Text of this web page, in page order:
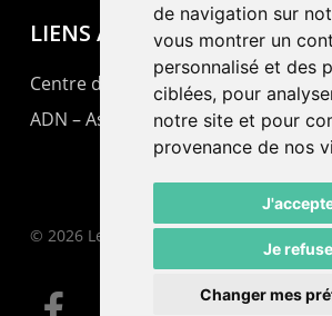
de navigation sur
vous montrer un
personnalisé et des
ciblées, pour
notre site et pour
provenance de nos
Je refuse
Changer mes
LIENS AMIS
Centre de culture ABC
ADN – Association Danse Neuchâtel
© 2026 Le Pommier.
facebook email